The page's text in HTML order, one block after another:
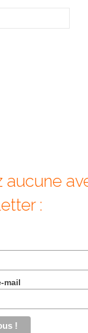
Chai
Binh
Malo
aucune
:
mail